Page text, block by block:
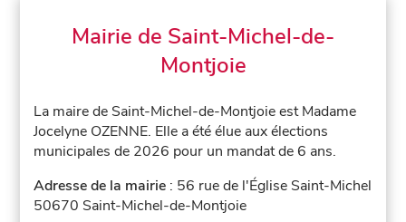
Mairie de Saint-Michel-de-
Montjoie
La maire de Saint-Michel-de-Montjoie est Madame
Jocelyne OZENNE. Elle a été élue aux élections
municipales de 2026 pour un mandat de 6 ans.
Adresse de la mairie : 56 rue de l'Église Saint-Michel
50670 Saint-Michel-de-Montjoie